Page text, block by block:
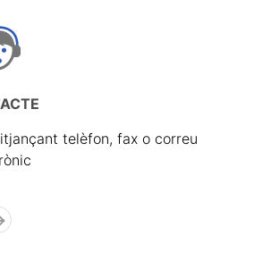
telèfon, fax o correu